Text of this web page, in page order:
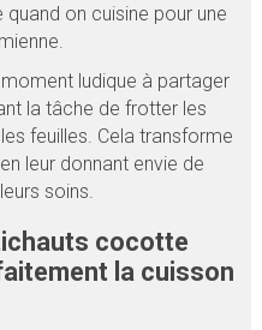
on cuisine pour une
ludique à partager
la tâche de frotter les
feuilles. Cela transforme
leur donnant envie de
soins.
cocotte
la cuisson